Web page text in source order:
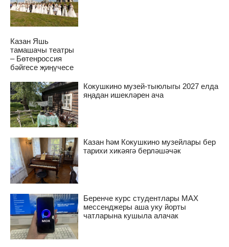
Казан Яшь
тамашачы театры
– Бөтенроссия
бәйгесе җиңүчесе
Кокушкино музей-тыюлыгы 2027 елда
яңадан ишекләрен ача
Казан һәм Кокушкино музейлары бер
тарихи хикәягә берләшәчәк
Беренче курс студентлары MAX
мессенджеры аша уку йорты
чатларына кушыла алачак